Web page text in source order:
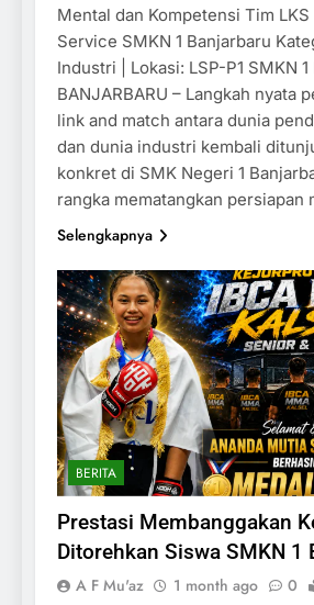
Mental dan Kompetensi Tim
Service SMKN 1 Banjarbaru
Industri | Lokasi: LSP-P1 SMKN
BANJARBARU – Langkah nyata
link and match antara dunia
dan dunia industri kembali
konkret di SMK Negeri 1
rangka mematangkan persiapan
Selengkapnya
BERITA
Prestasi Membanggakan
Ditorehkan Siswa SMKN 1
A F Mu'az 1 month ago 0